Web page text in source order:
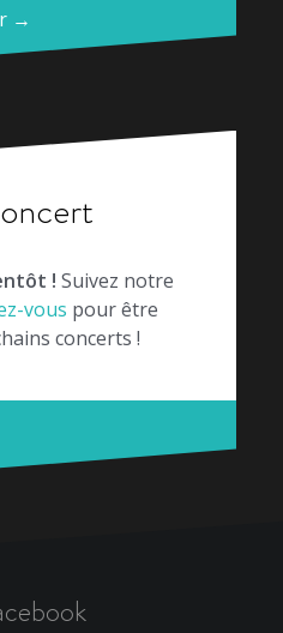
→
! Suivez notre
vous pour être
concerts !